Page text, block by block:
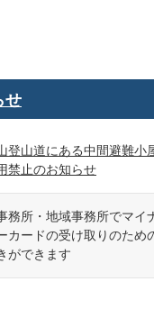
せ
登山道にある中間避難小
禁止のお知らせ
務所・地域事務所でマイ
カードの受け取りのため
ができます